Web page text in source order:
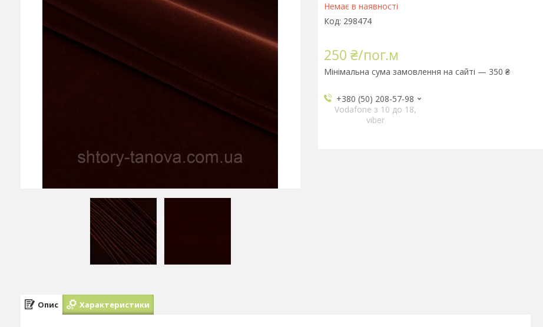
Немає в наявності
Код: 298474
250 ₴/пог.м
Мінімальна сума замовлення на сайті — 350 ₴
+380 (50) 208-57-98
Vodafone з 10 до 18,
viber
Опис Характеристики